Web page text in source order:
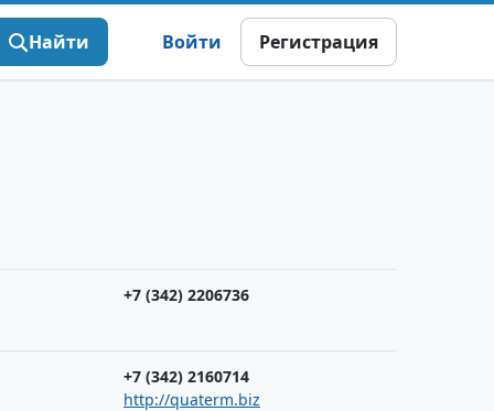
Найти Войти Регистрация
+7 (342) 2206736
+7 (342) 2160714
http://quaterm.biz